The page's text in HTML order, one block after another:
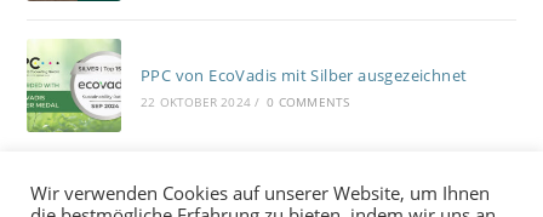
PPC von EcoVadis mit Silber ausgezeichnet
22 OKTOBER 2024 / 0 COMMENTS
Wir verwenden Cookies auf unserer Website, um Ihnen